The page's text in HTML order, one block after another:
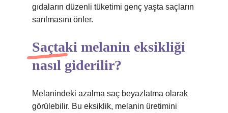
gıdaların düzenli tüketimi genç yaşta saçların
sarılmasını önler.
Saçtaki melanin eksikliği
nasıl giderilir?
Melanindeki azalma saç beyazlatma olarak
görülebilir. Bu eksiklik, melanin üretimini